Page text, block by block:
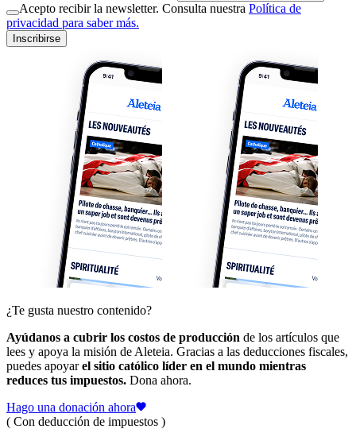
Acepto recibir la newsletter. Consulta nuestra Política de
privacidad para saber más.
Inscribirse
¿Te gusta nuestro contenido?
Ayúdanos a cubrir los costos de producción de los artículos que
lees y apoya la misión de Aleteia. Gracias a las deducciones fiscales,
puedes apoyarel sitio católico líder en el mundo mientras
reduces tus impuestos. Dona ahora.
Hago una donación ahora
( Con deducción de impuestos )